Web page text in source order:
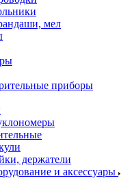
мел
приборы
держатели
и аксессуары